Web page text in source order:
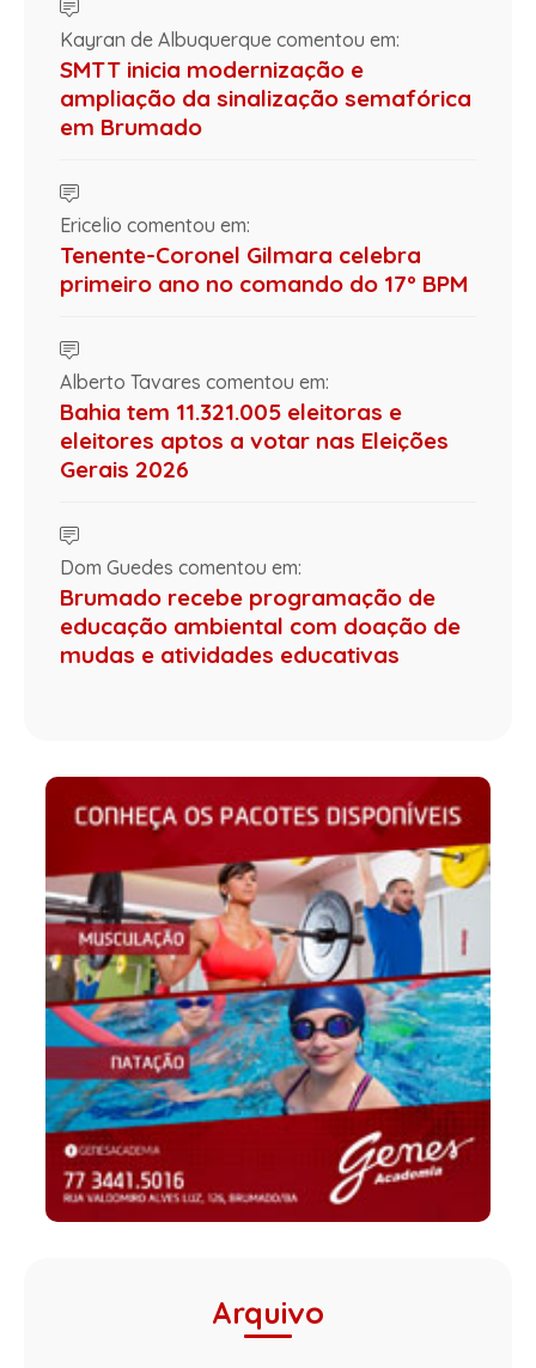
Kayran de Albuquerque comentou em:
SMTT inicia modernização e
ampliação da sinalização semafórica
em Brumado
Ericelio comentou em:
Tenente-Coronel Gilmara celebra
primeiro ano no comando do 17º BPM
Alberto Tavares comentou em:
Bahia tem 11.321.005 eleitoras e
eleitores aptos a votar nas Eleições
Gerais 2026
Dom Guedes comentou em:
Brumado recebe programação de
educação ambiental com doação de
mudas e atividades educativas
Arquivo